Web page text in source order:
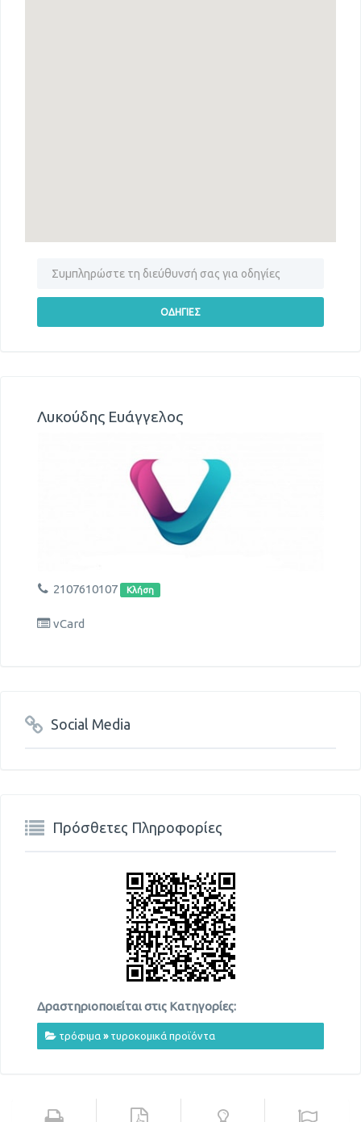
Λυκούδης Ευάγγελος
2107610107 Κλήση
vCard
Social Media
Πρόσθετες Πληροφορίες
Δραστηριοποιείται στις Κατηγορίες:
τρόφιμα » τυροκομικά προϊόντα